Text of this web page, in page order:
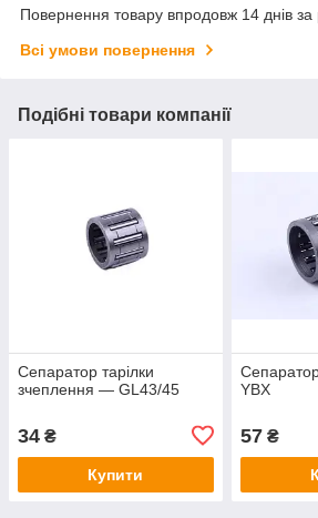
Повернення товару впродовж 14 днів за
Всі умови повернення
Подібні товари компанії
Сепаратор тарілки
зчеплення — GL43/45
34 ₴
Купити
YBX
57₴